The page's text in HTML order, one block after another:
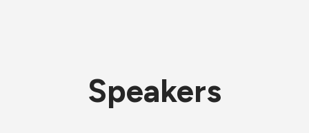
Speakers